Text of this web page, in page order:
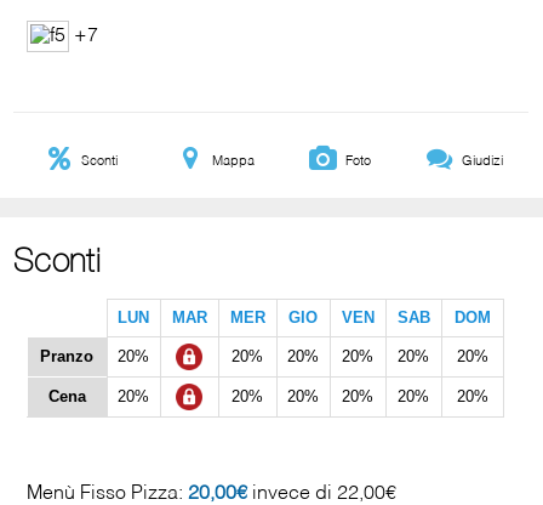
+7
Sconti Mappa Foto Giudizi
Sconti
LUN MAR MER GIO VEN SAB DOM
Pranzo 20% 20% 20% 20% 20% 20%
Cena 20% 20% 20% 20% 20% 20%
Menù Fisso Pizza: 20,00€invece di 22,00€